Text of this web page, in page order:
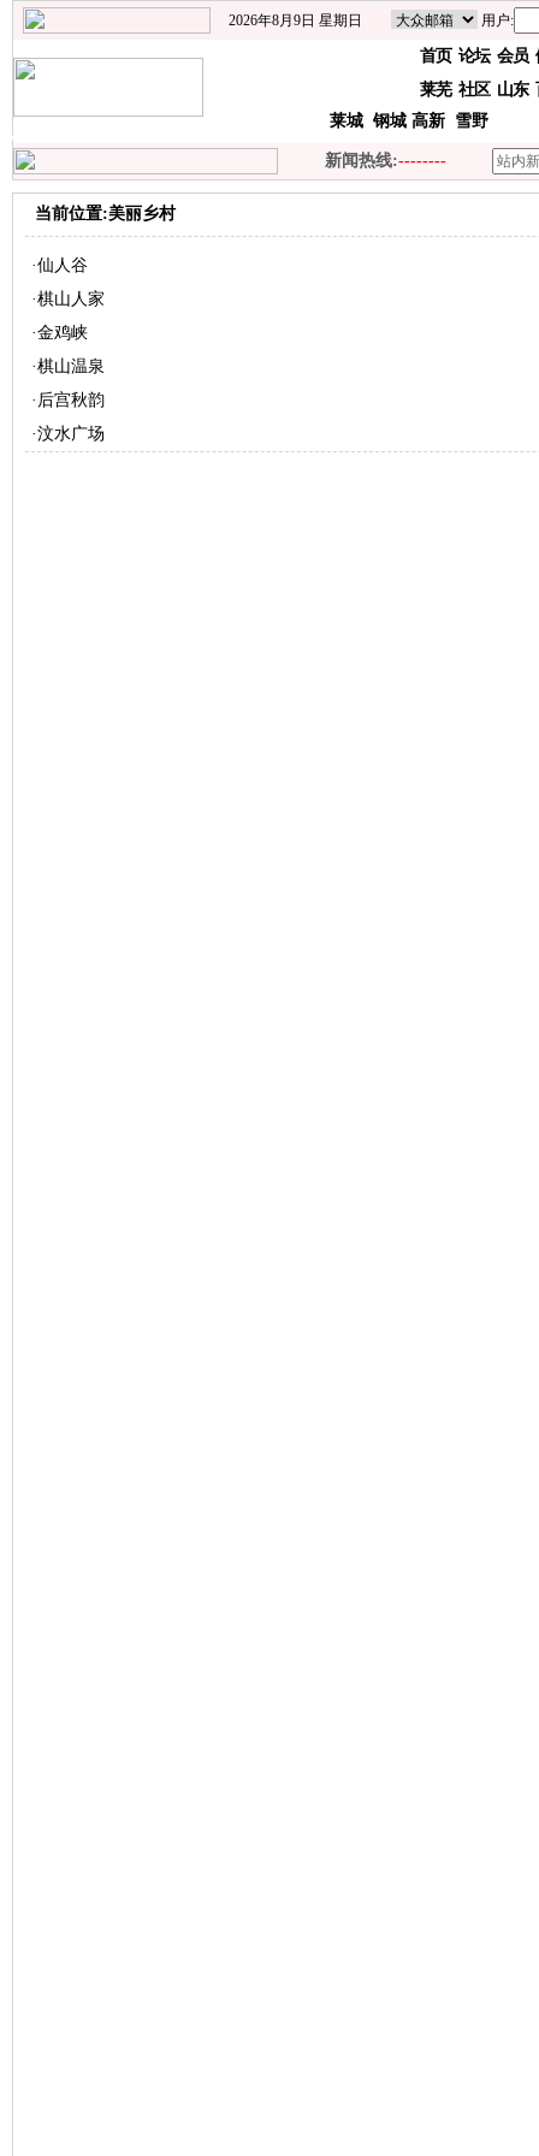
2026年8月9日 星期日 用户:
首页 论坛 会员
莱芜 社区 山东
莱城 钢城 高新 雪野
新闻热线:--------
当前位置:美丽乡村
·仙人谷
·棋山人家
·金鸡峡
·棋山温泉
· 后宫秋韵
·汶水广场